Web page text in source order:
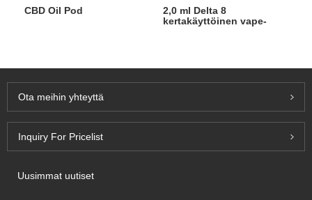
CBD Oil Pod
2,0 ml Delta 8
kertakäyttöinen vape-
Ota meihin yhteyttä
Inquiry For Pricelist
Uusimmat uutiset